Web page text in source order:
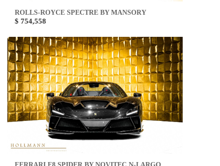
ROLLS-ROYCE SPECTRE BY MANSORY
$ 754,558